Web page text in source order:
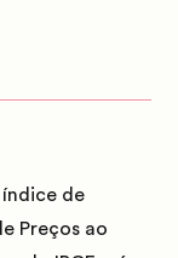
índice de
Preços ao